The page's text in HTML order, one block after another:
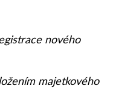
nového
majetkového